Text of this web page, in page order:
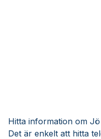
Hitta information om
Det är enkelt att hitta